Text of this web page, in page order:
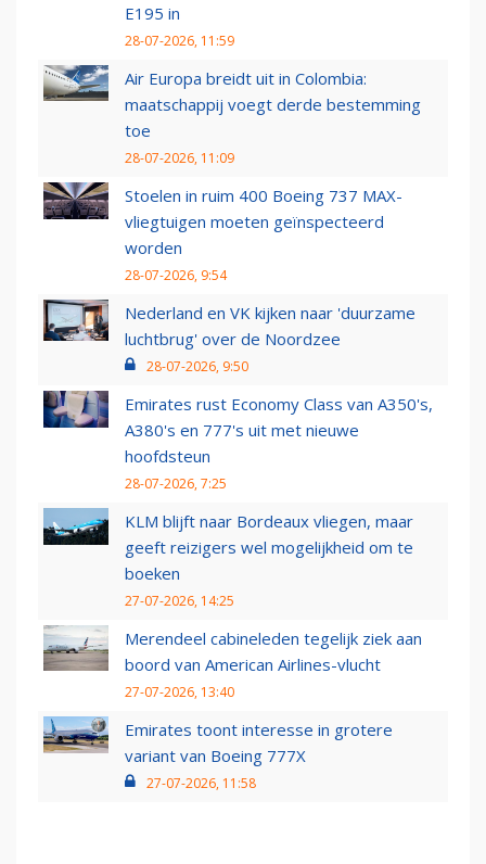
E195 in
28-07-2026, 11:59
Air Europa breidt uit in Colombia:
maatschappij voegt derde bestemming
toe
28-07-2026, 11:09
Stoelen in ruim 400 Boeing 737 MAX-
vliegtuigen moeten geïnspecteerd
worden
28-07-2026, 9:54
Nederland en VK kijken naar 'duurzame
luchtbrug' over de Noordzee
28-07-2026, 9:50
Emirates rust Economy Class van A350's,
A380's en 777's uit met nieuwe
hoofdsteun
28-07-2026, 7:25
KLM blijft naar Bordeaux vliegen, maar
geeft reizigers wel mogelijkheid om te
boeken
27-07-2026, 14:25
Merendeel cabineleden tegelijk ziek aan
boord van American Airlines-vlucht
27-07-2026, 13:40
Emirates toont interesse in grotere
variant van Boeing 777X
27-07-2026, 11:58